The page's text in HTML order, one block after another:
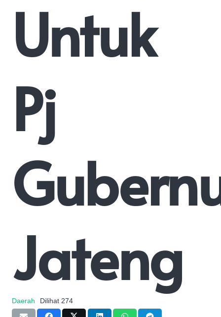
Untuk
Pj
Jateng
Daerah Dilihat 274